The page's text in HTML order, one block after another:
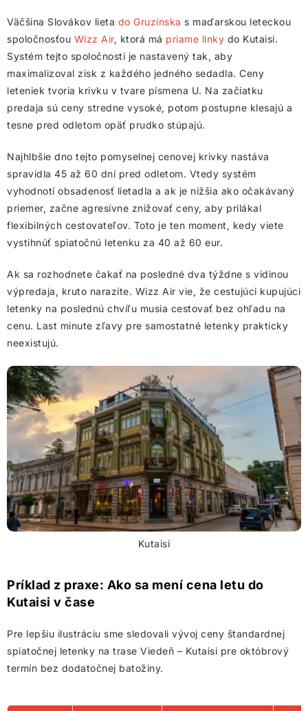
Väčšina Slovákov lieta do Gruzínska s maďarskou leteckou
spoločnosťou Wizz Air, ktorá má priame linky do Kutaisi.
Systém tejto spoločnosti je nastavený tak, aby
maximalizoval zisk z každého jedného sedadla. Ceny
leteniek tvoria krivku v tvare písmena U. Na začiatku
predaja sú ceny stredne vysoké, potom postupne klesajú a
tesne pred odletom opäť prudko stúpajú.
Najhlbšie dno tejto pomyselnej cenovej krivky nastáva
spravidla 45 až 60 dní pred odletom. Vtedy systém
vyhodnotí obsadenosť lietadla a ak je nižšia ako očakávaný
priemer, začne agresívne znižovať ceny, aby prilákal
flexibilných cestovateľov. Toto je ten moment, kedy viete
vystihnúť spiatočnú letenku za 40 až 60 eur.
Ak sa rozhodnete čakať na posledné dva týždne s vidinou
výpredaja, kruto narazíte. Wizz Air vie, že cestujúci kupujúci
letenky na poslednú chvíľu musia cestovať bez ohľadu na
cenu. Last minute zľavy pre samostatné letenky prakticky
neexistujú.
Kutaisi
Príklad z praxe: Ako sa mení cena letu do
Kutaisi v čase
Pre lepšiu ilustráciu sme sledovali vývoj ceny štandardnej
spiatočnej letenky na trase Viedeň – Kutaisi pre októbrový
termín bez dodatočnej batožiny.